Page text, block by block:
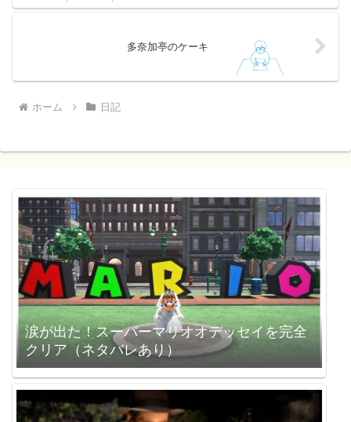
多奈加亭のケーキ
ホーム 日記
涙が出た！スーパーマリオオデッセイを完全
クリア（ネタバレあり）